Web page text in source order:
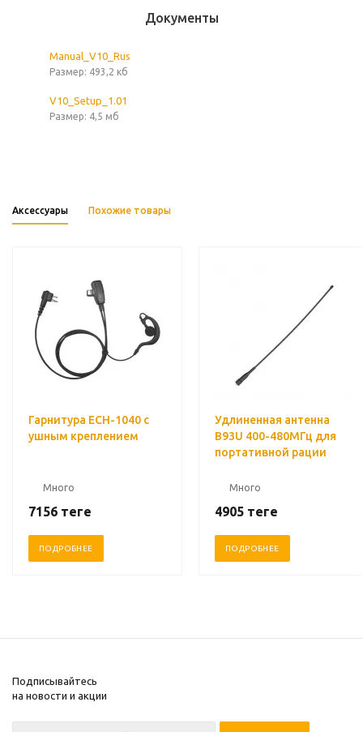
Документы
Manual_V10_Rus
Размер: 493,2 кб
V10_Setup_1.01
Размер: 4,5 мб
Аксессуары Похожие товары
Гарнитура ECH-1040 с
ушным креплением
Много
7156 теңге
ПОДРОБНЕЕ
Удлиненная антенна
B93U 400-480МГц для
портативной рации
Много
4905 теңге
ПОДРОБНЕЕ
Подписывайтесь
на новости и акции